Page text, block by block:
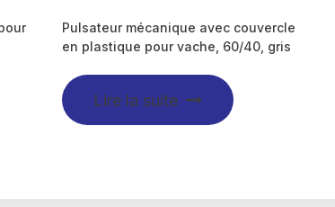
Pulsateur mécanique avec couvercle
en plastique pour vache, 60/40, gris
Lire la suite